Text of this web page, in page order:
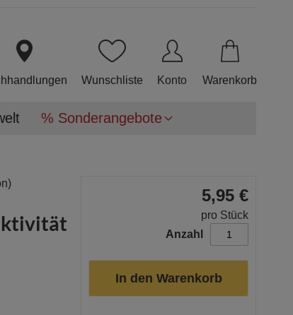
Wunschliste Konto Warenkorb
% Sonderangebote
5,95 €
pro Stück
Anzahl
In den Warenkorb